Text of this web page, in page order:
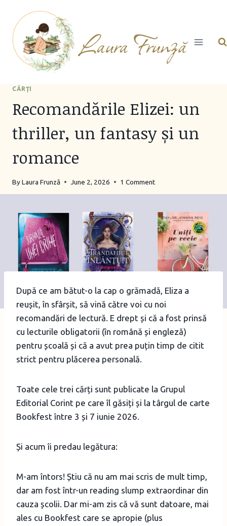
content
CĂRŢI
Recomandările Elizei: un
thriller, un fantasy și un
romance
ByLaura Frunză June 2, 2026 1 Comment
După ce am bătut-o la cap o grămadă, Eliza a
reușit, în sfârșit, să vină către voi cu noi
recomandări de lectură. E drept și că a fost prinsă
cu lecturile obligatorii (în română și engleză)
pentru școală și că a avut prea puțin timp de citit
strict pentru plăcerea personală.
Toate cele trei cărți sunt publicate la Grupul
Editorial Corint pe care îl găsiți și la târgul de carte
Bookfest între 3 și 7 iunie 2026.
Și acum îi predau legătura:
M-am întors! Știu că nu am mai scris de mult timp,
dar am fost într-un reading slump extraordinar din
cauza școlii. Dar mi-am zis că vă sunt datoare, mai
ales cu Bookfest care se apropie (plus